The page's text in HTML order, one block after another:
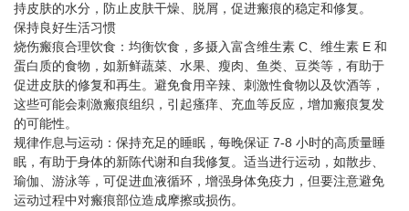
持皮肤的水分，防止皮肤干燥、脱屑，促进瘢痕的稳定和修复。
保持良好生活习惯
烧伤瘢痕合理饮食：均衡饮食，多摄入富含维生素 C、维生素 E 和
蛋白质的食物，如新鲜蔬菜、水果、瘦肉、鱼类、豆类等，有助于
促进皮肤的修复和再生。避免食用辛辣、刺激性食物以及饮酒等，
这些可能会刺激瘢痕组织，引起瘙痒、充血等反应，增加瘢痕复发
的可能性。
规律作息与运动：保持充足的睡眠，每晚保证 7-8 小时的高质量睡
眠，有助于身体的新陈代谢和自我修复。适当进行运动，如散步、
瑜伽、游泳等，可促进血液循环，增强身体免疫力，但要注意避免
运动过程中对瘢痕部位造成摩擦或损伤。